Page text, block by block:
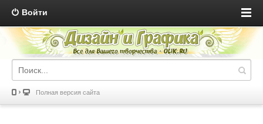
Войти
Полная версия сайта